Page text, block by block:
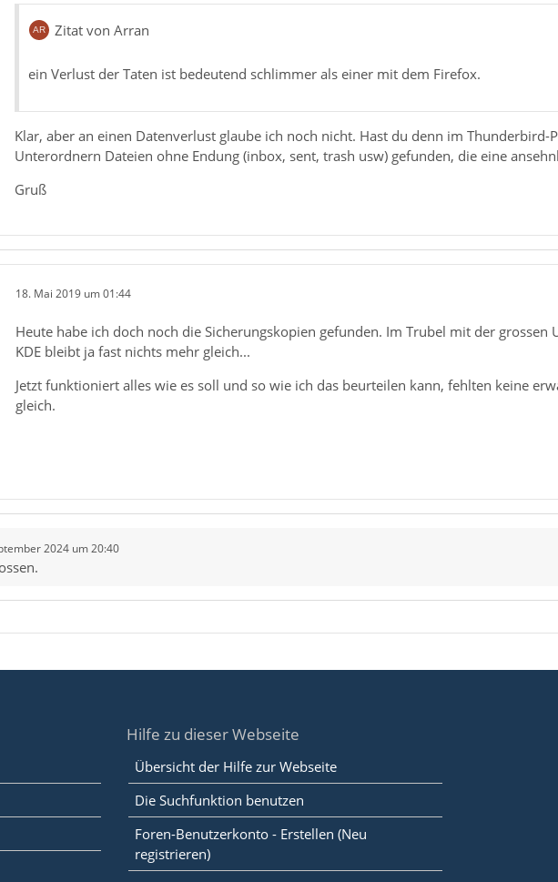
Zitat von Arran
ein Verlust der Taten ist bedeutend schlimmer als einer mit dem Firefox.
Klar, aber an einen Datenverlust glaube ich noch nicht. Hast du denn im
Unterordnern Dateien ohne Endung (inbox, sent, trash usw) gefunden, die eine
Gruß
18. Mai 2019 um 01:44
Heute habe ich doch noch die Sicherungskopien gefunden. Im Trubel mit der grossen
KDE bleibt ja fast nichts mehr gleich...
Jetzt funktioniert alles wie es soll und so wie ich das beurteilen kann, fehlten keine
gleich.
2024 um 20:40
Hilfe zu dieser Webseite
Übersicht der Hilfe zur Webseite
Die Suchfunktion benutzen
Foren-Benutzerkonto - Erstellen (Neu
registrieren)